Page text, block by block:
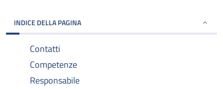
INDICE DELLA PAGINA
Contatti
Competenze
Responsabile